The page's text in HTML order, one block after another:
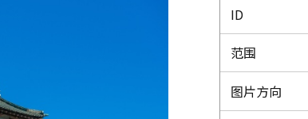
简体中文
ID
范围
图片方向